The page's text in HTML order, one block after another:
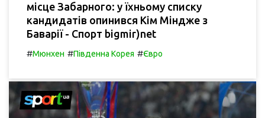
місце Забарного: у їхньому списку
кандидатів опинився Кім Міндже з
Баварії - Спорт bigmir)net
#Мюнхен #Південна Корея #Євро